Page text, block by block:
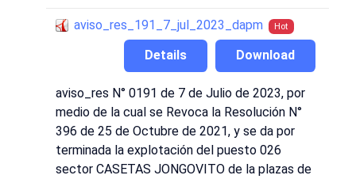
aviso_res_191_7_jul_2023_dapm Hot
Download
Details
aviso_res N° 0191 de 7 de Julio de 2023, por
medio de la cual se Revoca la Resolución N°
396 de 25 de Octubre de 2021, y se da por
terminada la explotación del puesto 026
sector CASETAS JONGOVITO de la plazas de